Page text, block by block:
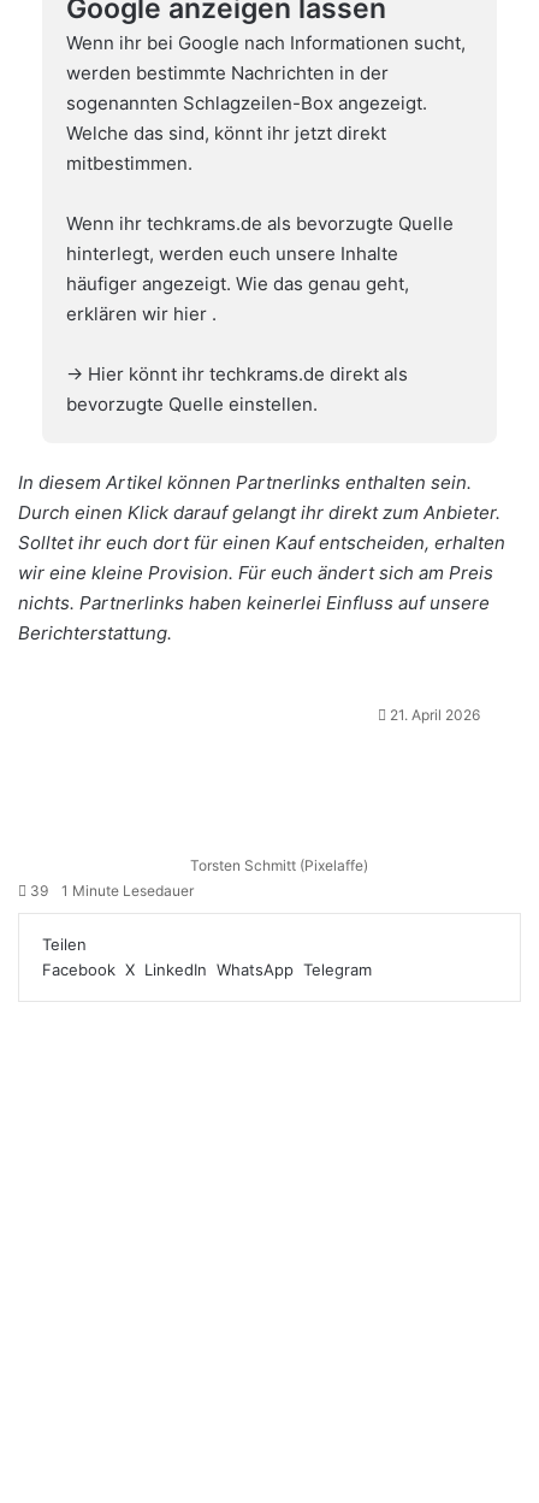
Google anzeigen lassen
Wenn ihr bei Google nach Informationen sucht,
werden bestimmte Nachrichten in der
sogenannten Schlagzeilen-Box angezeigt.
Welche das sind, könnt ihr jetzt direkt
mitbestimmen.
Wenn ihr techkrams.de als bevorzugte Quelle
hinterlegt, werden euch unsere Inhalte
häufiger angezeigt. Wie das genau geht,
erklären wir hier .
→ Hier könnt ihr techkrams.de direkt als
bevorzugte Quelle einstellen.
In diesem Artikel können Partnerlinks enthalten sein.
Durch einen Klick darauf gelangt ihr direkt zum Anbieter.
Solltet ihr euch dort für einen Kauf entscheiden, erhalten
wir eine kleine Provision. Für euch ändert sich am Preis
nichts. Partnerlinks haben keinerlei Einfluss auf unsere
Berichterstattung.
Torsten Schmitt (Pixelaffe)
21. April 2026
39 1 Minute Lesedauer
Teilen
Facebook X LinkedIn WhatsApp Telegram